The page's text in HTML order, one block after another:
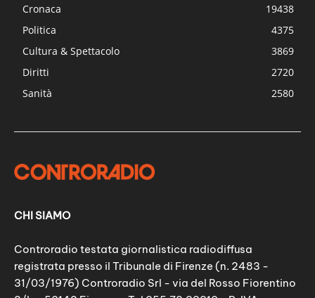
Cronaca
19438
Politica
4375
Cultura & Spettacolo
3869
Diritti
2720
Sanità
2580
CHI SIAMO
Controradio testata giornalistica radiodiffusa
registrata presso il Tribunale di Firenze (n. 2483 -
31/03/1976) Controradio Srl - via del Rosso Fiorentino